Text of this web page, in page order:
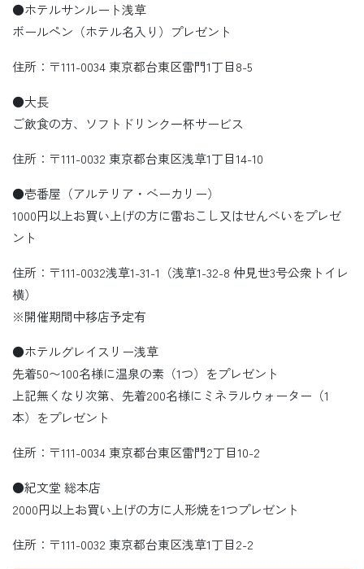
●ホテルサンルート浅草
ボールペン（ホテル名入り）プレゼント
住所：〒111-0034 東京都台東区雷門1丁目8-5
●大長
ご飲食の方、ソフトドリンク一杯サービス
住所：〒111-0032 東京都台東区浅草1丁目14-10
●壱番屋（アルテリア・ベーカリー）
1000円以上お買い上げの方に雷おこし又はせんべいをプレゼ
ント
住所：〒111-0032浅草1-31-1（浅草1-32-8 仲見世3号公衆トイレ
横）
※開催期間中移店予定有
●ホテルグレイスリー浅草
先着50〜100名様に温泉の素（1つ）をプレゼント
上記無くなり次第、先着200名様にミネラルウォーター（1
本）をプレゼント
住所：〒111-0034 東京都台東区雷門2丁目10-2
●紀文堂 総本店
2000円以上お買い上げの方に人形焼を1つプレゼント
住所：〒111-0032 東京都台東区浅草1丁目2-2